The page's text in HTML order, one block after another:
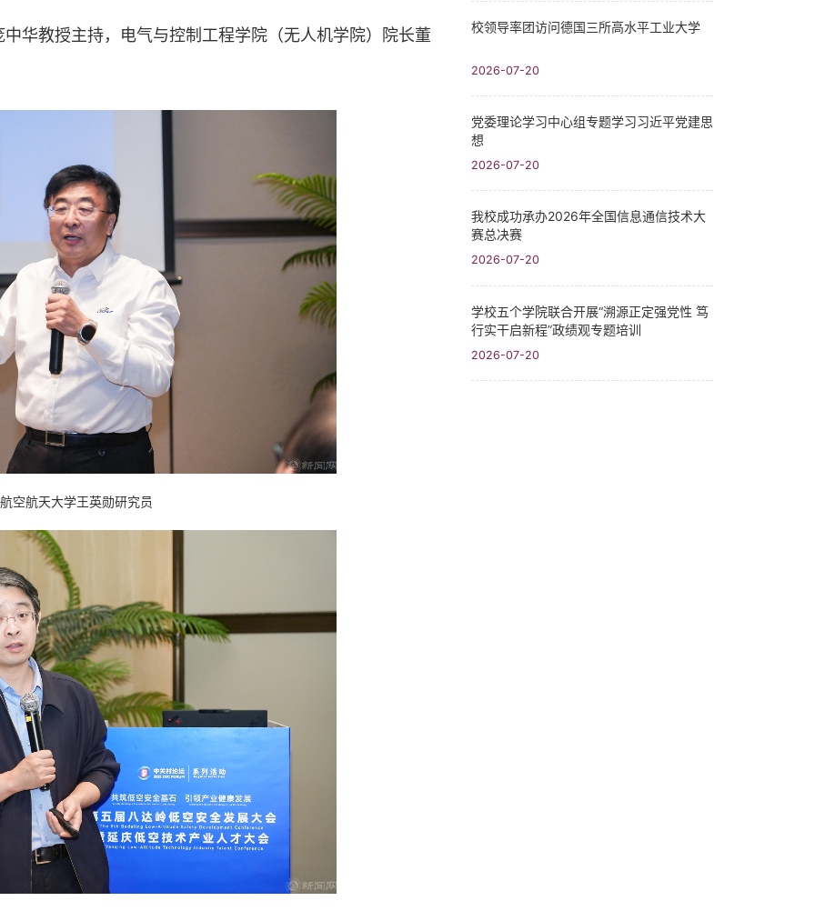
华教授主持，电气与控制工程学院（无人机学院）院长董
空航天大学王英勋研究员
校领导率团访问德国三所高水平工业大学
2026-07-20
党委理论学习中心组专题学习习近平党建思
想
2026-07-20
我校成功承办2026年全国信息通信技术大
赛总决赛
2026-07-20
学校五个学院联合开展“溯源正定强党性 笃
行实干启新程”政绩观专题培训
2026-07-20